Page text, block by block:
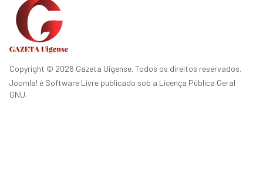
Copyright © 2026 Gazeta Uigense. Todos os direitos reservados.
Joomla! é Software Livre publicado sob a Licença Pública Geral
GNU.